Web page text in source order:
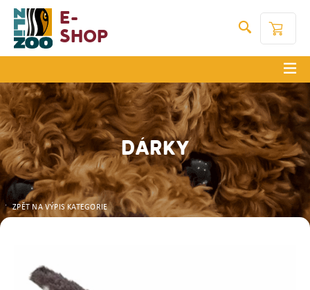
E-
Shop
DÁRKY
ZPĚT NA VÝPIS KATEGORIE